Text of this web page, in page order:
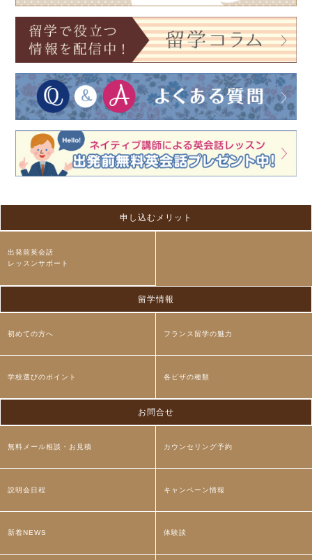
申し込むメリット
出発前英会話
レッスンサポート
留学情報
初めての方へ フランス留学の魅力
学校選びのポイント 各ビザの種類
お問合せ
無料メール相談・お見積 カウンセリング予約
説明会日程 キャンペーン情報
新着NEWS 体験談